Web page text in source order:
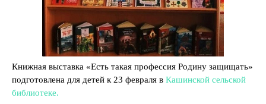
Книжная выставка «Есть такая профессия Родину защищать»
подготовлена для детей к 23 февраля в Кашинской сельской
библиотеке.